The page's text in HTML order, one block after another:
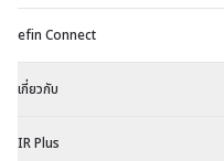
efin Connect
เกี่ยวกับ
IR Plus